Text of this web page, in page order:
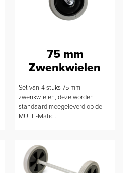
75 mm
Zwenkwielen
Set van 4 stuks 75 mm
zwenkwielen, deze worden
standaard meegeleverd op de
MULTI-Matic...